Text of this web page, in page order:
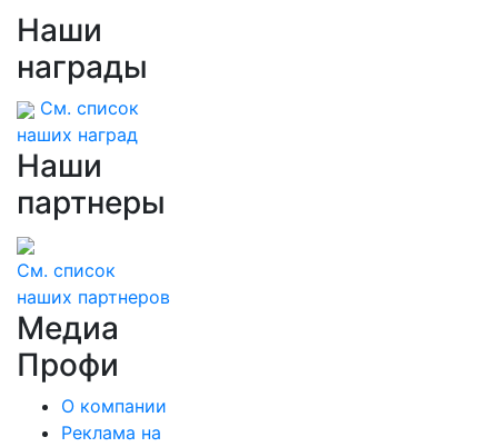
Наши
награды
См. список
наших наград
Наши
партнеры
См. список
наших партнеров
Медиа
Профи
О компании
Реклама на